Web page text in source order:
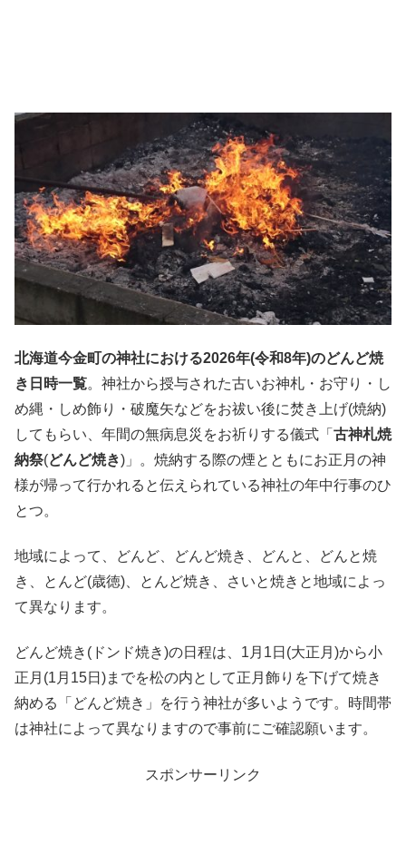
北海道今金町の神社における2026年(令和8年)のどんど焼
き日時一覧。神社から授与された古いお神札・お守り・し
め縄・しめ飾り・破魔矢などをお祓い後に焚き上げ(焼納)
してもらい、年間の無病息災をお祈りする儀式「 古神札焼
納祭(どんど焼き)」。焼納する際の煙とともにお正月の神
様が帰って行かれると伝えられている神社の年中行事のひ
とつ。
地域によって、どんど、どんど焼き、どんと、どんと焼
き、とんど(歳徳)、とんど焼き、さいと焼きと地域によっ
て異なります。
どんど焼き(ドンド焼き)の日程は、1月1日(大正月)から小
正月(1月15日)までを松の内として正月飾りを下げて焼き
納める「どんど焼き」を行う神社が多いようです。時間帯
は神社によって異なりますので事前にご確認願います。
スポンサーリンク